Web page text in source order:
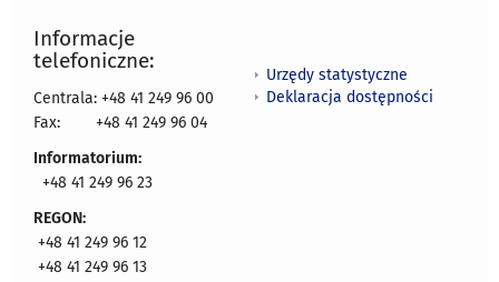
Informacje
telefoniczne:
Centrala: +48 41 249 96 00
Fax:
+48 41 249 96 04
Informatorium:
+48 41 249 96 23
REGON:
+48 41 249 96 12
+48 41 249 96 13
Urzędy statystyczne
Deklaracja dostępności